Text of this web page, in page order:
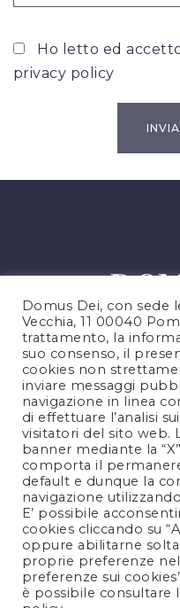
Ho letto ed
privacy policy
Domus Dei, con sede
Vecchia, 11 00040
trattamento, la
suo consenso, il
cookies non
inviare messaggi
navigazione in linea
di effettuare l’analisi
visitatori del sito web.
banner mediante la
comporta il
default e dunque la
navigazione
E’ possibile
cookies cliccando su
oppure abilitarne
proprie preferenze
preferenze sui
è possibile consultare